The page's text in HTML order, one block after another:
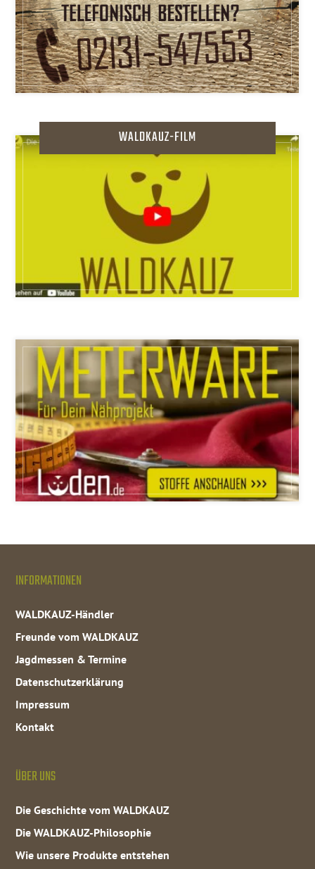
WALDKAUZ-FILM
INFORMATIONEN
WALDKAUZ-Händler
Freunde vom WALDKAUZ
Jagdmessen & Termine
Datenschutzerklärung
Impressum
Kontakt
ÜBER UNS
Die Geschichte vom WALDKAUZ
Die WALDKAUZ-Philosophie
Wie unsere Produkte entstehen